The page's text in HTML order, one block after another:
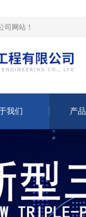
司网站 ！
我们 产